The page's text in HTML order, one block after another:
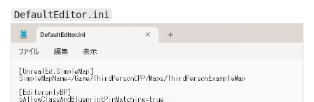
DefaultEditor.ini